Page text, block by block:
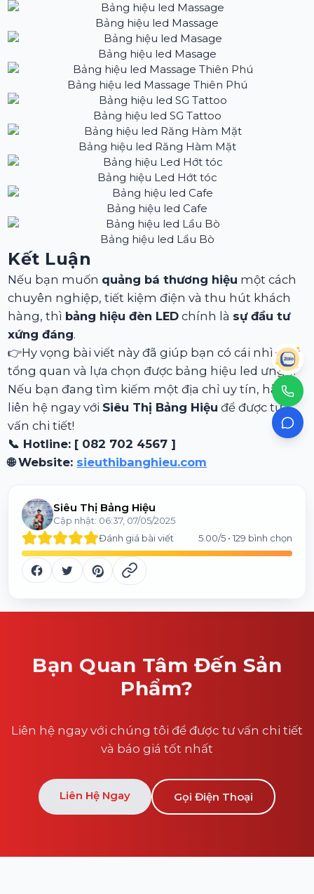
Bảng hiệu led Massage
Bảng hiệu led Masage
Bảng hiệu led Massage Thiên Phú
Bảng hiệu led SG Tattoo
Bảng hiệu led Răng Hàm Mặt
Bảng hiệu Led Hớt tóc
Bảng hiệu led Cafe
Bảng hiệu led Lẩu Bò
Kết Luận
Nếu bạn muốn quảng bá thương hiệu một cách
chuyên nghiệp, tiết kiệm điện và thu hút khách
hàng, thì bảng hiệu đèn LED chính là sự đầu tư
xứng đáng.
👉Hy vọng bài viết này đã giúp bạn có cái nhìn
tổng quan và lựa chọn được bảng hiệu led ưng ý.
Nếu bạn đang tìm kiếm một địa chỉ uy tín, hãy
liên hệ ngay với Siêu Thị Bảng Hiệu để được tư
vấn chi tiết!
📞 Hotline: [ 082 702 4567 ]
🌐 Website: sieuthibanghieu.com
Siêu Thị Bảng Hiệu
Cập nhật: 06:37, 07/05/2025
Đánh giá bài viết
5.00/5 • 129 bình chọn
Bạn Quan Tâm Đến Sản
Phẩm?
Liên hệ ngay với chúng tôi để được tư vấn chi tiết
và báo giá tốt nhất
Liên Hệ Ngay Gọi Điện Thoại